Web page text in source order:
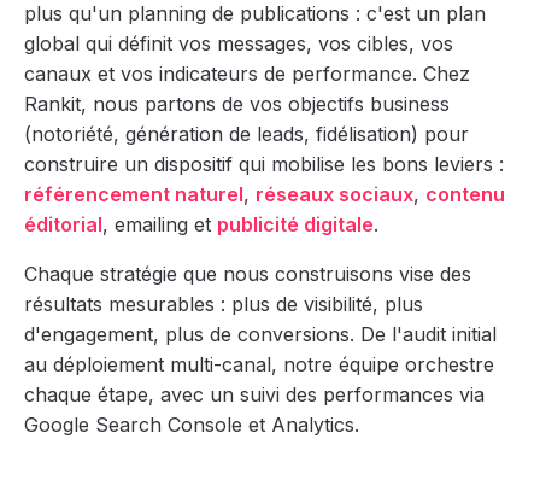
plus qu'un planning de publications : c'est un plan
global qui définit vos messages, vos cibles, vos
canaux et vos indicateurs de performance. Chez
Rankit, nous partons de vos objectifs business
(notoriété, génération de leads, fidélisation) pour
construire un dispositif qui mobilise les bons leviers :
référencement naturel, réseaux sociaux, contenu
éditorial, emailing et publicité digitale.
Chaque stratégie que nous construisons vise des
résultats mesurables : plus de visibilité, plus
d'engagement, plus de conversions. De l'audit initial
au déploiement multi-canal, notre équipe orchestre
chaque étape, avec un suivi des performances via
Google Search Console et Analytics.